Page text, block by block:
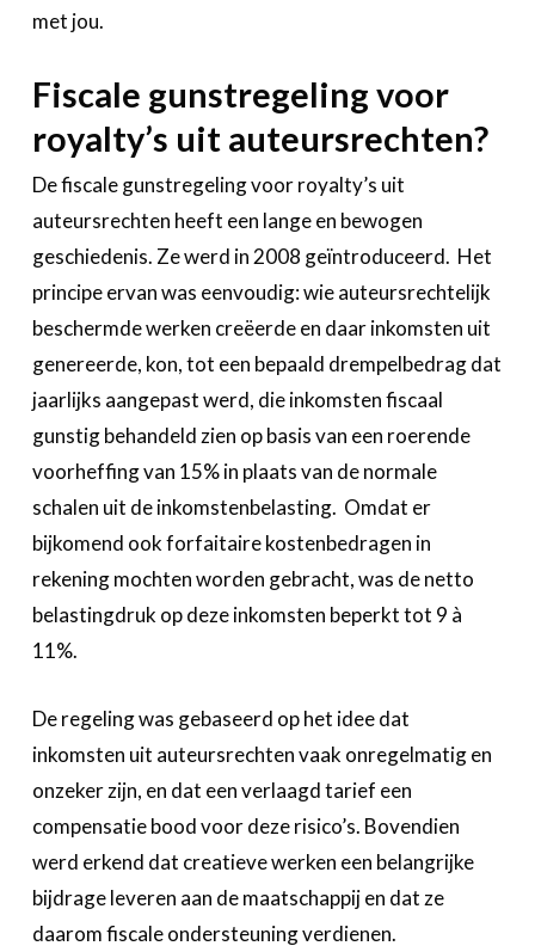
met jou.
Fiscale gunstregeling voor
royalty’s uit auteursrechten?
De fiscale gunstregeling voor royalty’s uit
auteursrechten heeft een lange en bewogen
geschiedenis. Ze werd in 2008 geïntroduceerd. Het
principe ervan was eenvoudig: wie auteursrechtelijk
beschermde werken creëerde en daar inkomsten uit
genereerde, kon, tot een bepaald drempelbedrag dat
jaarlijks aangepast werd, die inkomsten fiscaal
gunstig behandeld zien op basis van een roerende
voorheffing van 15% in plaats van de normale
schalen uit de inkomstenbelasting. Omdat er
bijkomend ook forfaitaire kostenbedragen in
rekening mochten worden gebracht, was de netto
belastingdruk op deze inkomsten beperkt tot 9 à
11%.
De regeling was gebaseerd op het idee dat
inkomsten uit auteursrechten vaak onregelmatig en
onzeker zijn, en dat een verlaagd tarief een
compensatie bood voor deze risico’s. Bovendien
werd erkend dat creatieve werken een belangrijke
bijdrage leveren aan de maatschappij en dat ze
daarom fiscale ondersteuning verdienen.